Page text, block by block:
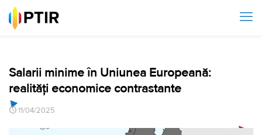
Salarii minime în Uniunea Europeană:
realități economice contrastante
11/04/2025